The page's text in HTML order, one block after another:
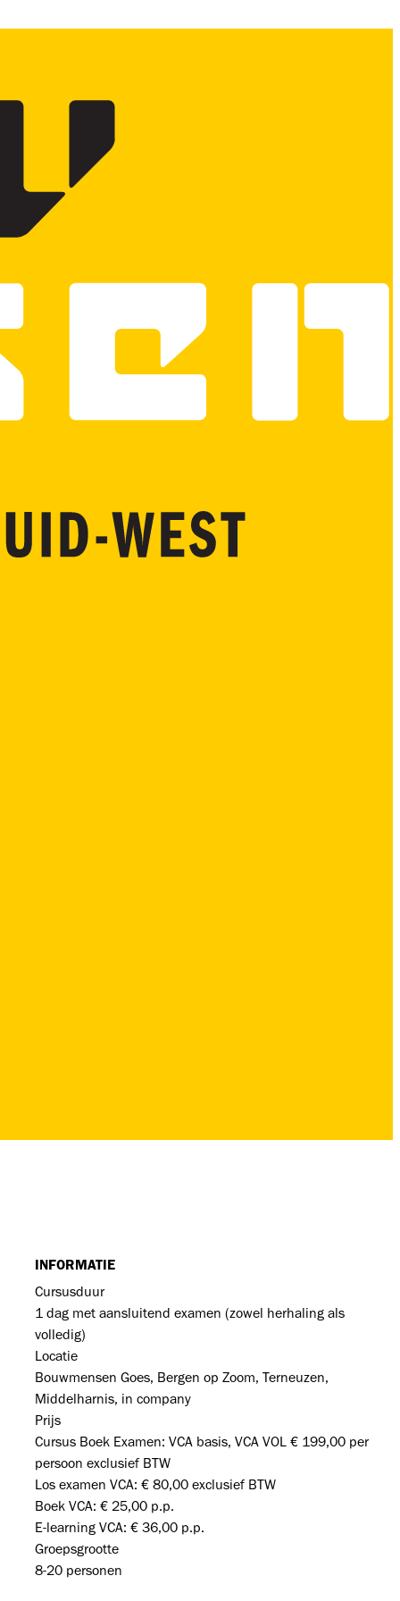
INFORMATIE
Cursusduur
1 dag met aansluitend examen (zowel herhaling als
volledig)
Locatie
Bouwmensen Goes, Bergen op Zoom, Terneuzen,
Middelharnis, in company
Prijs
Cursus Boek Examen: VCA basis, VCA VOL € 199,00 per
persoon exclusief BTW
Los examen VCA: € 80,00 exclusief BTW
Boek VCA: € 25,00 p.p.
E-learning VCA: € 36,00 p.p.
Groepsgrootte
8-20 personen